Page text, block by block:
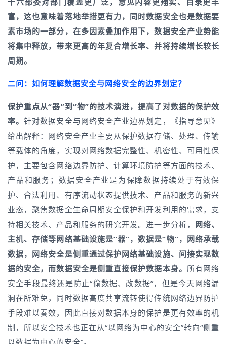
富，这也意味着落地举措更有力，同时数据安全也是数据要
素市场的一部分，在多因素叠加作用下，数据安全产业势能
将集中释放，带来更高的年复合增长率、并将持续增长较长
周期。
二问： 如何理解数据安全与网络安全的边界划定？
保护重点从“器”到“物”的技术演进，提高了对数据的保护效
率。针对数据安全与网络安全产业边界划定，《指导意见》
给出解释：网络安全产业主要从保护数据存储、处理、传输
等载体的角度，实现对网络数据完整性、机密性、可用性保
护，主要包含网络边界防护、计算环境防护等方面的技术、
产品和服务；数据安全产业是为保障数据持续处于有效保
护、合法利用、有序流动状态提供技术、产品和服务的新兴
业态，聚焦数据全生命周期安全保护和开发利用的需求，支
持相关技术、产品和服务的研究开发。进一步分析， 网络、
主机、存储等网络基础设施是“器”，数据是“物”，网络承载
数据，网络安全是侧重通过保护网络基础设施、间接实现数
据的安全，而数据安全是侧重直接保护数据本身。 所有网络
安全手段最终还是防止“偷数据、改数据”，但是今天网络漏
洞在所难免，同时数据高度共享流转使得传统网络边界防护
手段难以奏效，因此直接对数据本身的保护是更有效率的机
制，所以安全技术也正在从“以网络为中心的安全”转向“侧重
以数据为中心的安全”。